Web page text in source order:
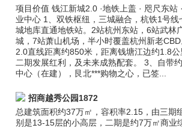
项目价值 钱江新城2.0 ·地铁上盖 · 咫尺东站
业中心 1、双铁枢纽，三城融合，杭铁1号线
城地库直通地铁站。2站杭州东站，6站武林
城，7站萧山机场，半小时覆盖杭州新老
2.0直线距离约850米，距离钱塘江边约1.8
二期发展红利，及未来成熟配套。 3、自带
中心（在建），艮北***购物之心，已签...
招商越秀公园1872
总建筑面积约37万㎡，容积率2.15，由三期
别是13-15层的小高层，二期是约7万㎡商业